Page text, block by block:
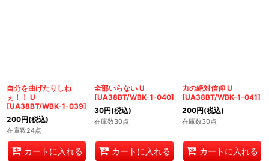
自分を曲げたりしね
ぇ！！ U
[UA38BT/WBK-1-039]
200円(税込)
在庫数24点
カートに入れる
全部いらない U
[UA38BT/WBK-1-040]
30円(税込)
在庫数30点
カートに入れる
力の絶対信仰 U
[UA38BT/WBK-1-041]
200円(税込)
在庫数30点
カートに入れる